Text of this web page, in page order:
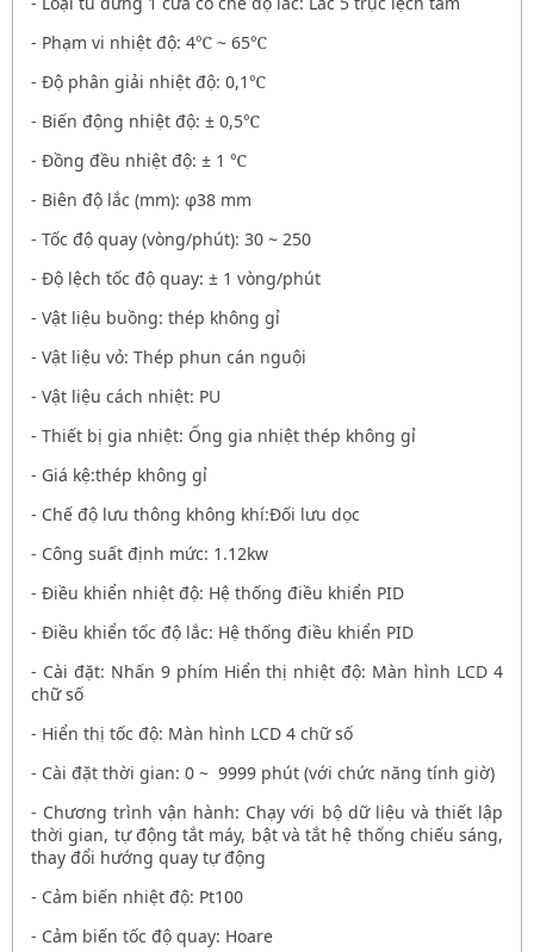
- Phạm vi nhiệt độ: 4℃ ~ 65℃
- Độ phân giải nhiệt độ: 0,1℃
- Biến động nhiệt độ: ± 0,5℃
- Đồng đều nhiệt độ: ± 1 ℃
- Biên độ lắc (mm): φ38 mm
- Tốc độ quay (vòng/phút): 30 ~ 250
- Độ lệch tốc độ quay: ± 1 vòng/phút
- Vật liệu buồng: thép không gỉ
- Vật liệu vỏ: Thép phun cán nguội
- Vật liệu cách nhiệt: PU
- Thiết bị gia nhiệt: Ống gia nhiệt thép không gỉ
- Giá kệ:thép không gỉ
- Chế độ lưu thông không khí:Đối lưu dọc
- Công suất định mức: 1.12kw
- Điều khiển nhiệt độ: Hệ thống điều khiển PID
- Điều khiển tốc độ lắc: Hệ thống điều khiển PID
- Cài đặt: Nhấn 9 phím Hiển thị nhiệt độ: Màn hình LCD 4
chữ số
- Hiển thị tốc độ: Màn hình LCD 4 chữ số
- Cài đặt thời gian: 0 ~ 9999 phút (với chức năng tính giờ)
- Chương trình vận hành: Chạy với bộ dữ liệu và thiết lập
thời gian, tự động tắt máy, bật và tắt hệ thống chiếu sáng,
thay đổi hướng quay tự động
- Cảm biến nhiệt độ: Pt100
- Cảm biến tốc độ quay: Hoare